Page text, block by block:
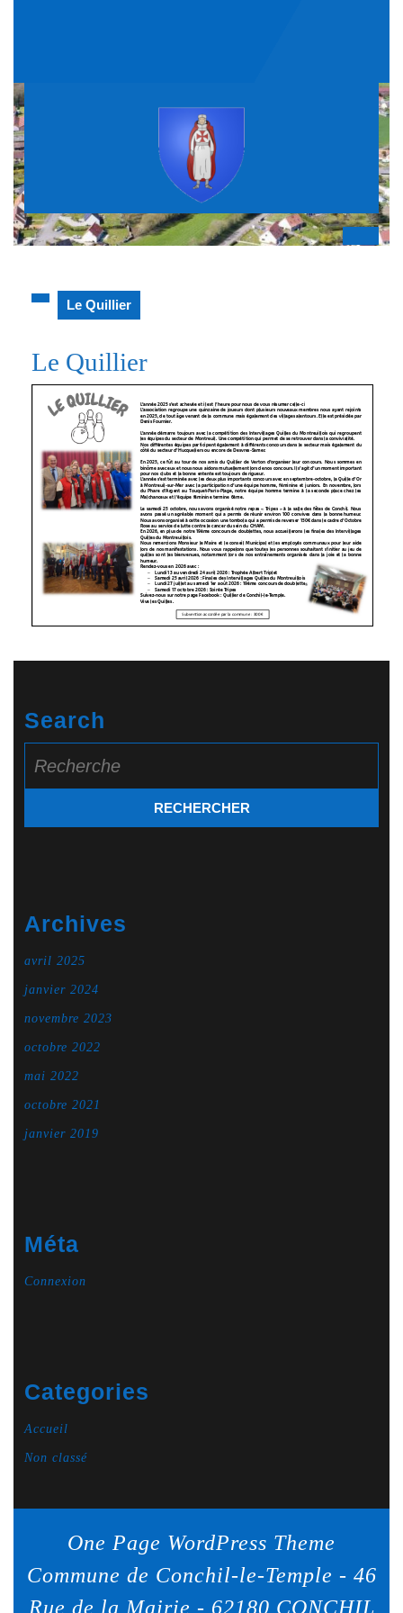
content
Le Quillier
Le Quillier
Search
for:
Archives
avril 2025
janvier 2024
novembre 2023
octobre 2022
mai 2022
octobre 2021
janvier 2019
Méta
Connexion
Categories
Accueil
Non classé
One Page WordPress Theme
Commune de Conchil-le-Temple - 46
Rue de la Mairie - 62180 CONCHIL